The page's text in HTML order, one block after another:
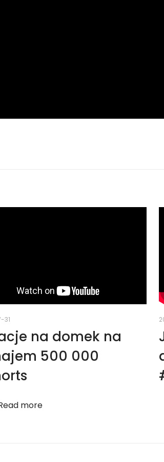
31
na domek na
500 000
more